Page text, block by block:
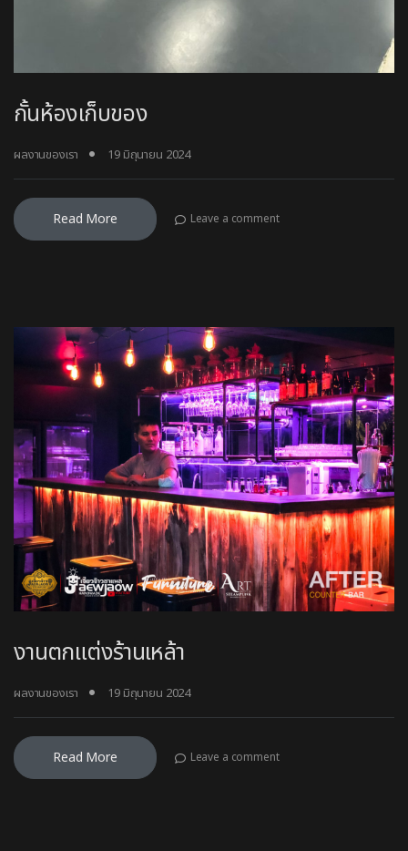
กั้นห้องเก็บของ
ผลงานของเรา 19 มิถุนายน 2024
Read More Leave a comment
งานตกแต่งร้านเหล้า
ผลงานของเรา 19 มิถุนายน 2024
Read More Leave a comment